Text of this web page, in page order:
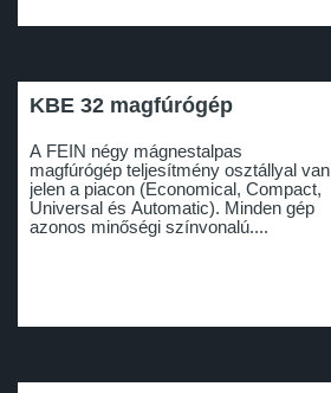
KBE 32 magfúrógép
A FEIN négy mágnestalpas
magfúrógép teljesítmény osztállyal van
jelen a piacon (Economical, Compact,
Universal és Automatic). Minden gép
azonos minőségi színvonalú....